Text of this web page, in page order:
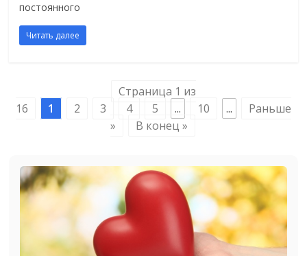
постоянного
Читать далее
Страница 1 из
16
1 2 3 4 5 ... 10 ...
Раньше
»
В конец »